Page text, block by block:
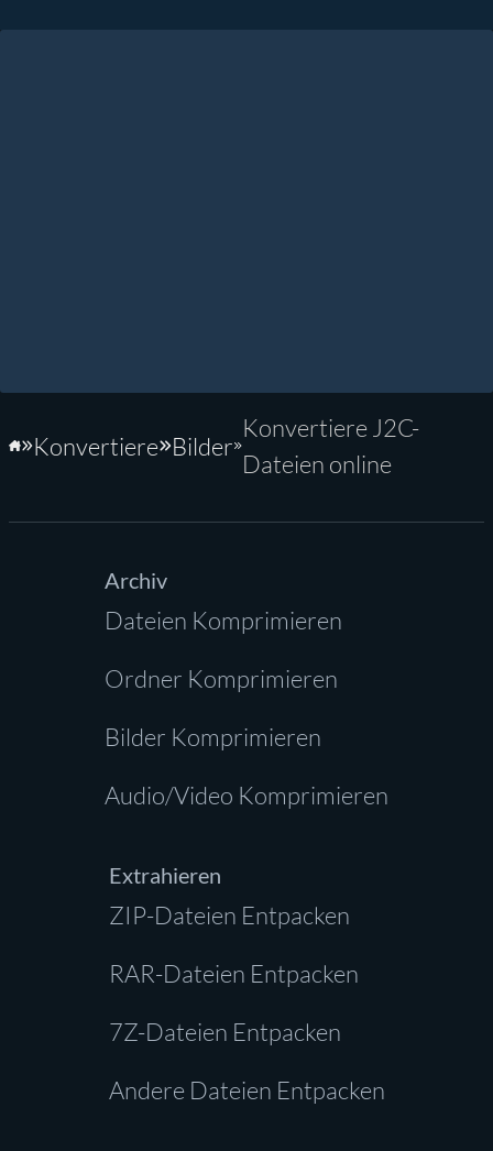
Startseite
Konvertiere Bilder
Konvertiere J2C-
Dateien online
Archiv
Dateien Komprimieren
Ordner Komprimieren
Bilder Komprimieren
Audio/Video Komprimieren
Extrahieren
ZIP-Dateien Entpacken
RAR-Dateien Entpacken
7Z-Dateien Entpacken
Andere Dateien Entpacken